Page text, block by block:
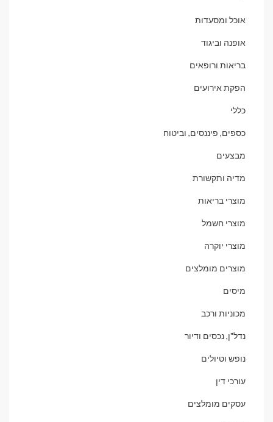
אוכל ומסעדות
אופנה וביגוד
בריאות ורופאים
הפקת אירועים
כללי
כספים, פיננסים, וביטוח
מבצעים
מדיה ותקשורת
מוצרי בריאות
מוצרי חשמל
מוצרי יוקרה
מוצרים מומלצים
מיסים
מכוניות ורכב
נדל"ן, נכסים ודיור
נופש וטיולים
עורכי דין
עסקים מומלצים